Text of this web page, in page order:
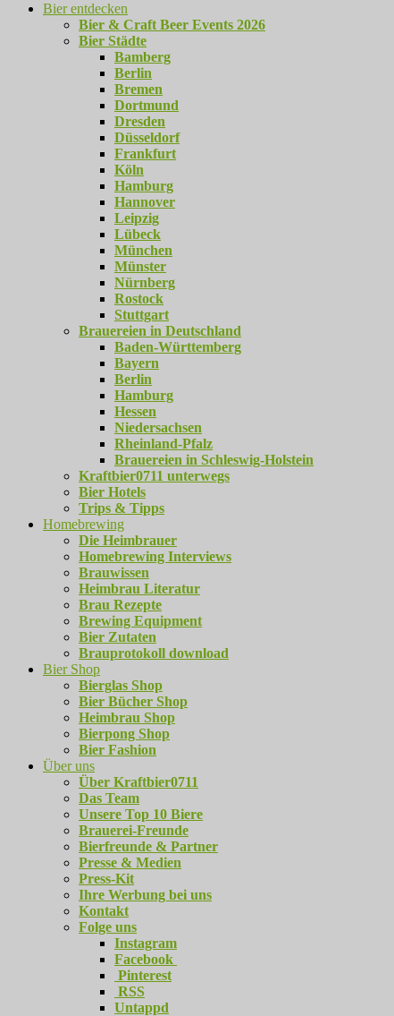
Bier entdecken
Bier & Craft Beer Events 2026
Bier Städte
Bamberg
Berlin
Bremen
Dortmund
Dresden
Düsseldorf
Frankfurt
Köln
Hamburg
Hannover
Leipzig
Lübeck
München
Münster
Nürnberg
Rostock
Stuttgart
Brauereien in Deutschland
Baden-Württemberg
Bayern
Berlin
Hamburg
Hessen
Niedersachsen
Rheinland-Pfalz
Brauereien in Schleswig-Holstein
Kraftbier0711 unterwegs
Bier Hotels
Trips & Tipps
Homebrewing
Die Heimbrauer
Homebrewing Interviews
Brauwissen
Heimbrau Literatur
Brau Rezepte
Brewing Equipment
Bier Zutaten
Brauprotokoll download
Bier Shop
Bierglas Shop
Bier Bücher Shop
Heimbrau Shop
Bierpong Shop
Bier Fashion
Über uns
Über Kraftbier0711
Das Team
Unsere Top 10 Biere
Brauerei-Freunde
Bierfreunde & Partner
Presse & Medien
Press-Kit
Ihre Werbung bei uns
Kontakt
Folge uns
Instagram
Facebook
Pinterest
RSS
Untappd